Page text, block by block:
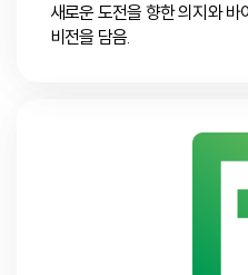
새로운 도전을 향한 의지와
비전을 담음.